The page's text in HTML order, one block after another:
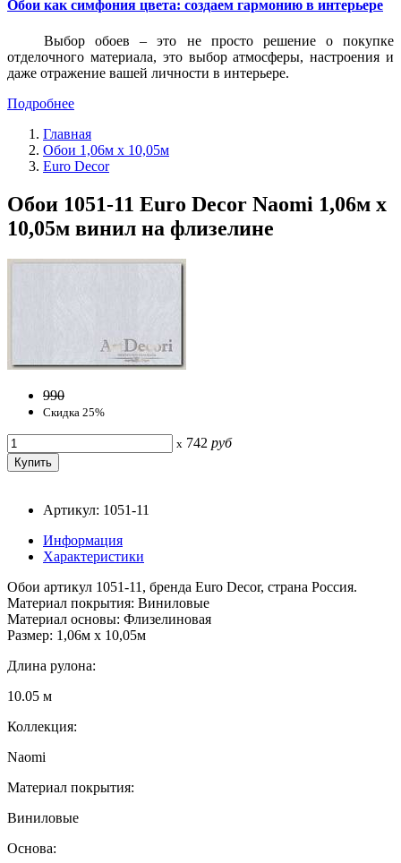
Обои как симфония цвета: создаем гармонию в интерьере
Выбор обоев – это не просто решение о покупке
отделочного материала, это выбор атмосферы, настроения и
даже отражение вашей личности в интерьере.
Подробнее
Главная
Обои 1,06м х 10,05м
Euro Decor
Обои 1051-11 Euro Decor Naomi 1,06м х
10,05м винил на флизелине
990
Скидка 25%
x 742 руб
Артикул: 1051-11
Информация
Характеристики
Обои артикул 1051-11, бренда Euro Decor, страна Россия.
Материал покрытия: Виниловые
Материал основы: Флизелиновая
Размер: 1,06м х 10,05м
Длина рулона:
10.05 м
Коллекция:
Naomi
Материал покрытия:
Виниловые
Основа: